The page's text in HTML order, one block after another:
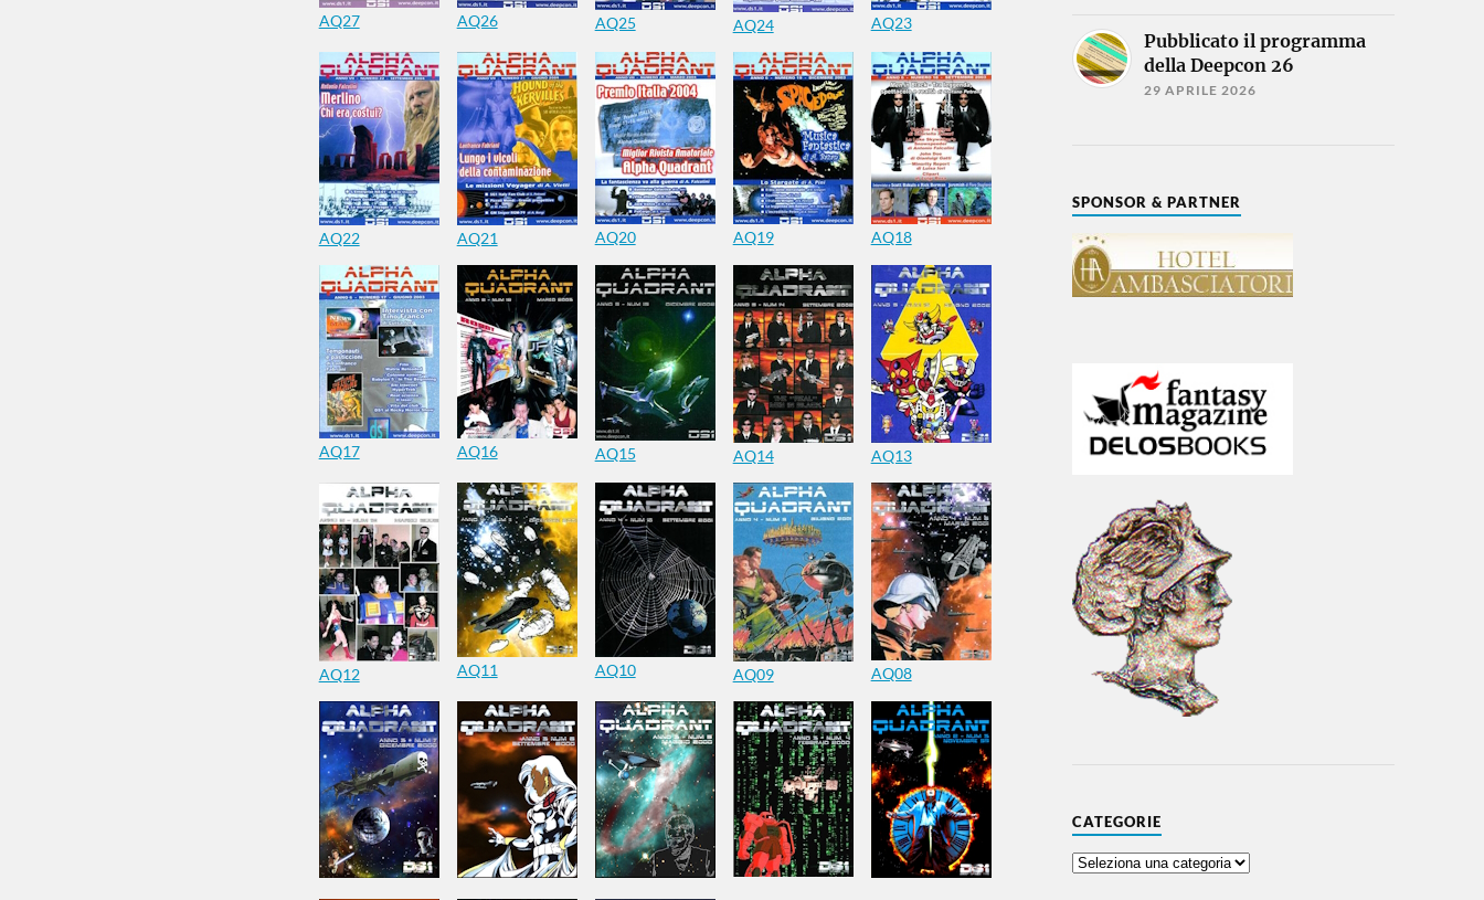
AQ27 AQ26 AQ25 AQ24 AQ23
AQ22 AQ21 AQ20 AQ19 AQ18
AQ17 AQ16 AQ15 AQ14 AQ13
AQ12 AQ11 AQ10 AQ09 AQ08
Pubblicato il programma
della Deepcon 26
29 APRILE 2026
SPONSOR & PARTNER
CATEGORIE